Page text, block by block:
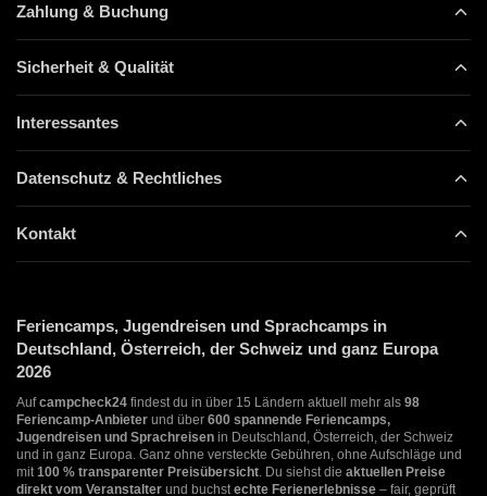
Zahlung & Buchung
Sicherheit & Qualität
Interessantes
Datenschutz & Rechtliches
Kontakt
Feriencamps, Jugendreisen und Sprachcamps in
Deutschland, Österreich, der Schweiz und ganz Europa
2026
Aufcampcheck24 findest du in über 15 Ländern aktuell mehr als 98
Feriencamp-Anbieter und über 600 spannende Feriencamps,
Jugendreisen und Sprachreisen in Deutschland, Österreich, der Schweiz
und in ganz Europa. Ganz ohne versteckte Gebühren, ohne Aufschläge und
mit 100 % transparenter Preisübersicht . Du siehst die aktuellen Preise
direkt vom Veranstalter und buchst echte Ferienerlebnisse – fair, geprüft